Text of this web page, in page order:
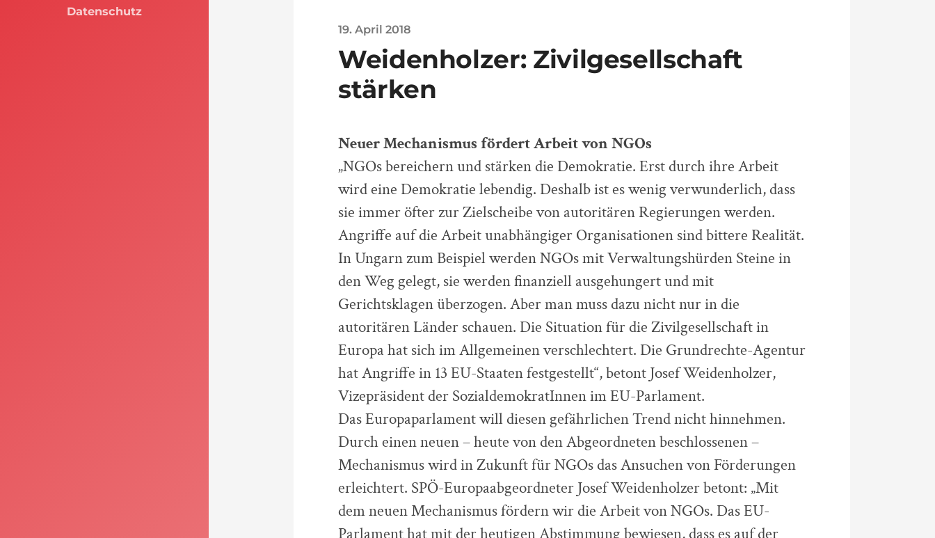
Datenschutz
19. April 2018
Weidenholzer: Zivilgesellschaft
stärken
Neuer Mechanismus fördert Arbeit von NGOs
„NGOs bereichern und stärken die Demokratie. Erst durch ihre Arbeit
wird eine Demokratie lebendig. Deshalb ist es wenig verwunderlich, dass
sie immer öfter zur Zielscheibe von autoritären Regierungen werden.
Angriffe auf die Arbeit unabhängiger Organisationen sind bittere Realität.
In Ungarn zum Beispiel werden NGOs mit Verwaltungshürden Steine in
den Weg gelegt, sie werden finanziell ausgehungert und mit
Gerichtsklagen überzogen. Aber man muss dazu nicht nur in die
autoritären Länder schauen. Die Situation für die Zivilgesellschaft in
Europa hat sich im Allgemeinen verschlechtert. Die Grundrechte-Agentur
hat Angriffe in 13 EU-Staaten festgestellt“, betont Josef Weidenholzer,
Vizepräsident der SozialdemokratInnen im EU-Parlament.
Das Europaparlament will diesen gefährlichen Trend nicht hinnehmen.
Durch einen neuen – heute von den Abgeordneten beschlossenen –
Mechanismus wird in Zukunft für NGOs das Ansuchen von Förderungen
erleichtert. SPÖ-Europaabgeordneter Josef Weidenholzer betont: „Mit
dem neuen Mechanismus fördern wir die Arbeit von NGOs. Das EU-